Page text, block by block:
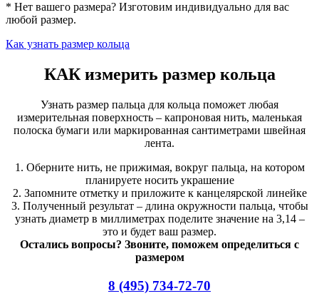
* Нет вашего размера? Изготовим индивидуально для вас
любой размер.
Как узнать размер кольца
КАК измерить размер кольца
Узнать размер пальца для кольца поможет любая
измерительная поверхность – капроновая нить, маленькая
полоска бумаги или маркированная сантиметрами швейная
лента.
1. Оберните нить, не прижимая, вокруг пальца, на котором
планируете носить украшение
2. Запомните отметку и приложите к канцелярской линейке
3. Полученный результат – длина окружности пальца, чтобы
узнать диаметр в миллиметрах поделите значение на 3,14 –
это и будет ваш размер.
Остались вопросы? Звоните, поможем определиться с
размером
8 (495) 734-72-70